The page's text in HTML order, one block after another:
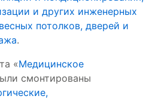
и других инженерных
потолков, дверей и
.
«Медицинское
смонтированы